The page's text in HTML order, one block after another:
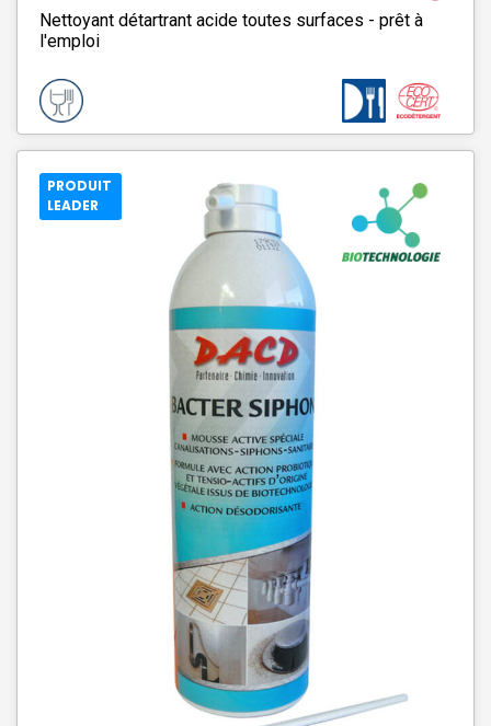
Nettoyant détartrant acide toutes surfaces - prêt à
l'emploi
PRODUIT
LEADER